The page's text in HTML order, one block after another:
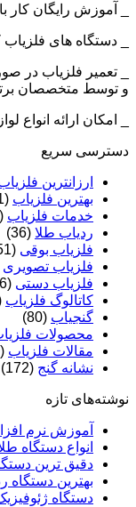
_ آموزش رایگان کار
_ دستگاه های
_ تعمیر فلزیاب در
و توسط متخصصان
_ امکان ارائه انواع
دسترسی سریع
ارزانترین
بهترین فلزیاب (121)
خدمات فلزیاب (57)
ردیاب طلا (36)
فلزیاب بوقی (151)
فلزیاب تصویری
فلزیاب دستی (26)
کاتالوگ فلزیاب
گنجیاب (80)
محصولات
مقالات فلزیاب (300)
نشانه گنج (172)
نوشته‌های تازه
آموزش نرم‌
انواع دستگاه
دقیق ترین
بهترین دستگاه
دستگاه